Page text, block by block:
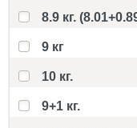
8.9 кг.
9 кг
10 кг.
9+1 кг.